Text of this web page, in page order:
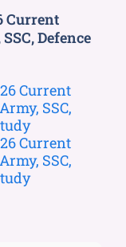
Current
Defence
Current
SSC,
Current
SSC,